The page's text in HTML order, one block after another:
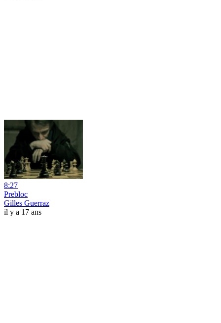
8:27
Prebloc
Gilles Guerraz
il y a 17 ans